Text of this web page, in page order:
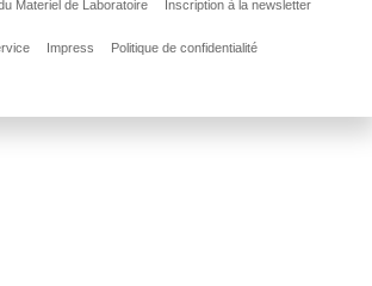
Materiel de Laboratoire Inscription à la newsletter
Impress Politique de confidentialité